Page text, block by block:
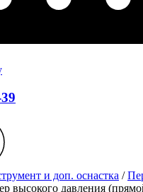
и доп. оснастка /
высокого давления